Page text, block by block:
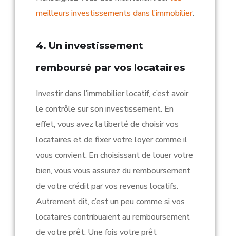
meilleurs investissements dans l’immobilier.
4. Un investissement
remboursé par vos locataires
Investir dans l’immobilier locatif, c’est avoir
le contrôle sur son investissement. En
effet, vous avez la liberté de choisir vos
locataires et de fixer votre loyer comme il
vous convient. En choisissant de louer votre
bien, vous vous assurez du remboursement
de votre crédit par vos revenus locatifs.
Autrement dit, c’est un peu comme si vos
locataires contribuaient au remboursement
de votre prêt. Une fois votre prêt